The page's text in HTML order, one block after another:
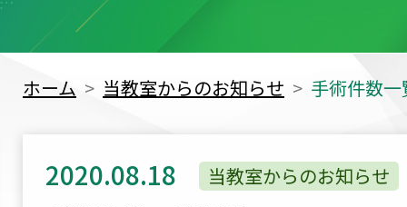
ホーム 当教室からのお知らせ 手術件数
2020.08.18 当教室からのお知らせ